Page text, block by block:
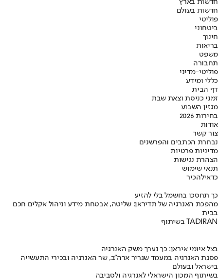
חדשות בארץ
חדשות בעולם
פוליטי
ביטחוני
חינוך
בריאות
משפט
תחבורה
פוליטי-מדיני
כללי ומידע
דף הבית
זמני כניסת וצאת שבת
מגזין השבוע
בחירות 2026
אודות
צור קשר
נבחרת הכתבים והפרשנים
מדיניות פרטיות
הצהרת נגישות
תנאי שימוש
כדאילהכיר
כך תחסכו בחשמל בלי להזיע
מהפכת האנרגיה של תדיראן: שליטה, אבטחת מידע וניהול אקלים חכם
בבית
בשיתוף TADIRAN
בצל איומי איראן: כך נערך משק האנרגיה
פסגת האנרגיה במעמד שגריר ארה"ב, שר האנרגיה ובכירי התעשייה
בישראל ובעולם
בשיתוף המכון הישראלי לאנרגיה ולסביבה